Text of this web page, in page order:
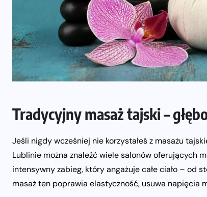
Tradycyjny masaż tajski –
Jeśli nigdy wcześniej nie korzystałeś z masażu
Lublinie można znaleźć wiele salonów oferujących
intensywny zabieg, który angażuje całe ciało – od
masaż ten poprawia elastyczność, usuwa napięcia